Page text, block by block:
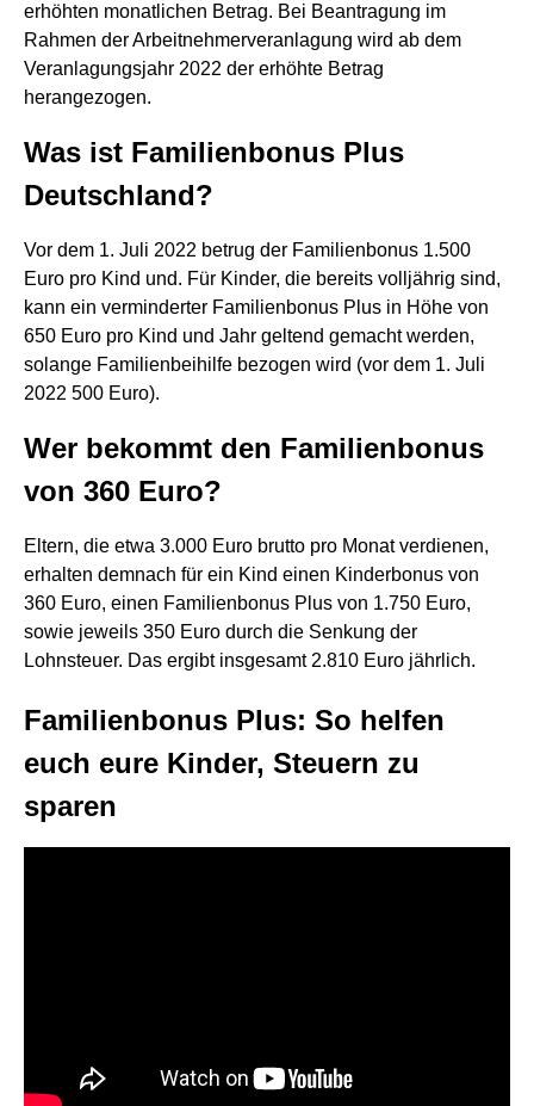
erhöhten monatlichen Betrag. Bei Beantragung im
Rahmen der Arbeitnehmerveranlagung wird ab dem
Veranlagungsjahr 2022 der erhöhte Betrag
herangezogen.
Was ist Familienbonus Plus
Deutschland?
Vor dem 1. Juli 2022 betrug der Familienbonus 1.500
Euro pro Kind und. Für Kinder, die bereits volljährig sind,
kann ein verminderter Familienbonus Plus in Höhe von
650 Euro pro Kind und Jahr geltend gemacht werden,
solange Familienbeihilfe bezogen wird (vor dem 1. Juli
2022 500 Euro).
Wer bekommt den Familienbonus
von 360 Euro?
Eltern, die etwa 3.000 Euro brutto pro Monat verdienen,
erhalten demnach für ein Kind einen Kinderbonus von
360 Euro, einen Familienbonus Plus von 1.750 Euro,
sowie jeweils 350 Euro durch die Senkung der
Lohnsteuer. Das ergibt insgesamt 2.810 Euro jährlich.
Familienbonus Plus: So helfen
euch eure Kinder, Steuern zu
sparen